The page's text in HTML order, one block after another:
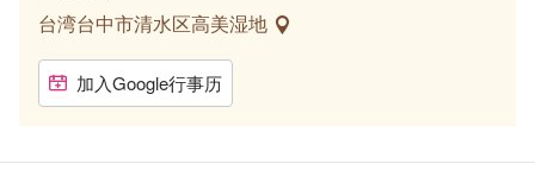
台湾台中市清水区高美湿地
加入Google行事历